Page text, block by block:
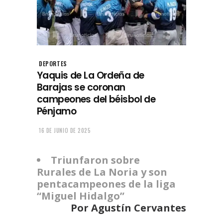
DEPORTES
Yaquis de La Ordeña de
Barajas se coronan
campeones del béisbol de
Pénjamo
16 DE JUNIO DE 2025
Triunfaron sobre
Rurales de La Noria y son
pentacampeones de la liga
“Miguel Hidalgo”
Por Agustín Cervantes